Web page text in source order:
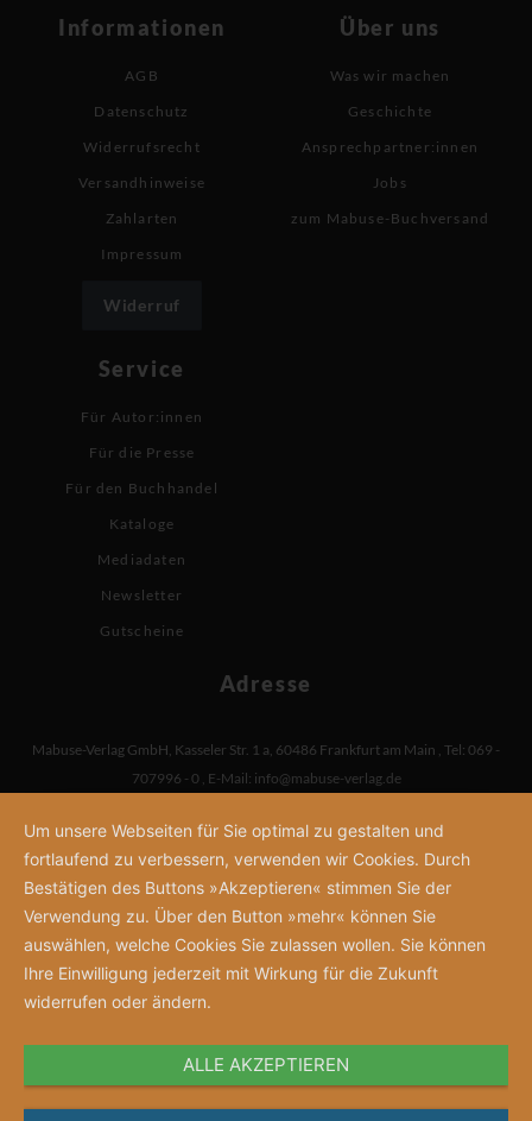
Informationen
AGB
Datenschutz
Widerrufsrecht
Versandhinweise
Zahlarten
Impressum
Widerruf
Über uns
Was wir machen
Geschichte
Ansprechpartner:innen
Jobs
zum Mabuse-Buchversand
Service
Für Autor:innen
Für die Presse
Für den Buchhandel
Kataloge
Mediadaten
Newsletter
Gutscheine
Adresse
Mabuse-Verlag GmbH Kasseler Str. 1 a 60486 Frankfurt am Main Tel: 069 -
707996 - 0 E-Mail: info@mabuse-verlag.de
Um unsere Webseiten für Sie optimal zu gestalten und
fortlaufend zu verbessern, verwenden wir Cookies. Durch
Bestätigen des Buttons »Akzeptieren« stimmen Sie der
Verwendung zu. Über den Button »mehr« können Sie
auswählen, welche Cookies Sie zulassen wollen. Sie können
Ihre Einwilligung jederzeit mit Wirkung für die Zukunft
widerrufen oder ändern.
ALLE AKZEPTIEREN